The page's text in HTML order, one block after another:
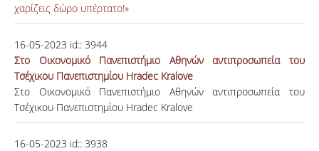
χαρίζεις δώρο υπέρτατο!»
16-05-2023 id:: 3944
Στο Οικονομικό Πανεπιστήμιο Αθηνών αντιπροσωπεία του
Τσέχικου Πανεπιστημίου Hradec Kralove
Στο Οικονομικό Πανεπιστήμιο Αθηνών αντιπροσωπεία του
Τσέχικου Πανεπιστημίου Hradec Kralove
16-05-2023 id:: 3938